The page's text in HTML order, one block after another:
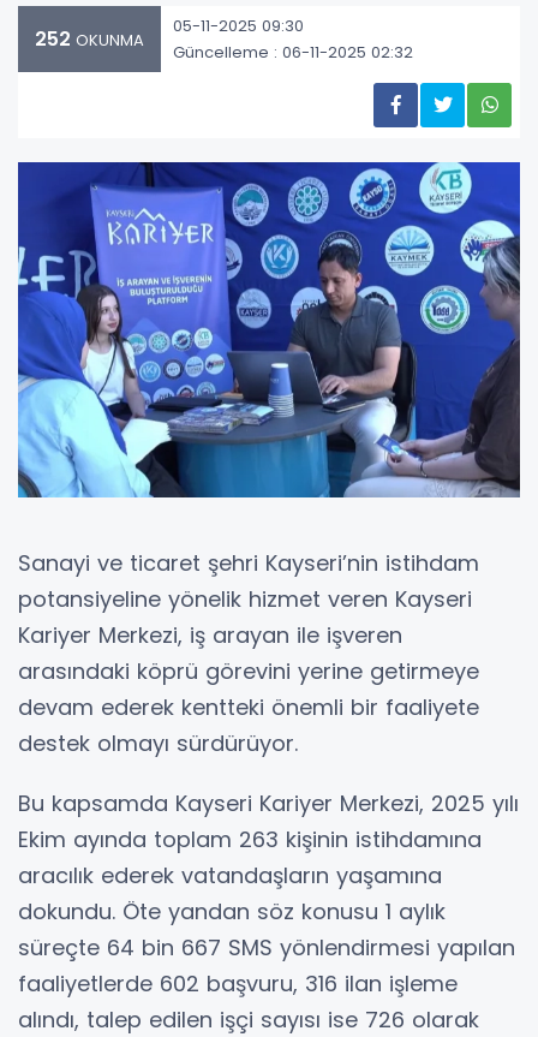
252 OKUNMA
05-11-2025 09:30
Güncelleme : 06-11-2025 02:32
Sanayi ve ticaret şehri Kayseri’nin istihdam
potansiyeline yönelik hizmet veren Kayseri
Kariyer Merkezi, iş arayan ile işveren
arasındaki köprü görevini yerine getirmeye
devam ederek kentteki önemli bir faaliyete
destek olmayı sürdürüyor.
Bu kapsamda Kayseri Kariyer Merkezi, 2025 yılı
Ekim ayında toplam 263 kişinin istihdamına
aracılık ederek vatandaşların yaşamına
dokundu. Öte yandan söz konusu 1 aylık
süreçte 64 bin 667 SMS yönlendirmesi yapılan
faaliyetlerde 602 başvuru, 316 ilan işleme
alındı, talep edilen işçi sayısı ise 726 olarak